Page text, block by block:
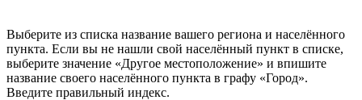
Выберите из списка название вашего региона и населённого
пункта. Если вы не нашли свой населённый пункт в списке,
выберите значение «Другое местоположение» и впишите
название своего населённого пункта в графу «Город».
Введите правильный индекс.